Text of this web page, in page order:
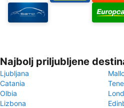
Najbolj priljubljene
Ljubljana
Catania
Olbia
Lizbona